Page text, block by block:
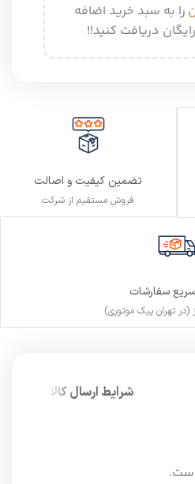
را به سبد خرید اضافه
دریافت کنید!!
تضمین کیفیت و اصالت
فروش مستقیم از شرکت
سفارشات
(در تهران پیک موتوری)
شرایط ارسال کالا